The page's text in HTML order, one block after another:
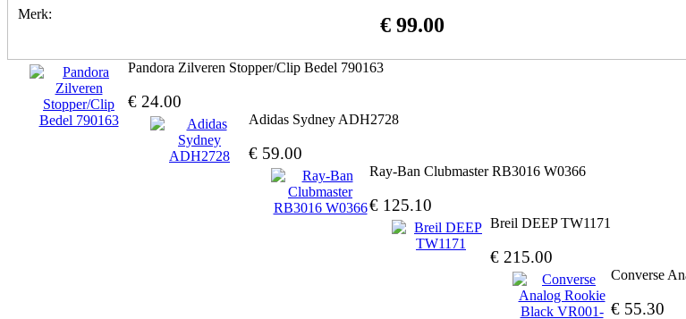
Merk:
€ 99.00
Pandora Zilveren Stopper/Clip Bedel 790163
€ 24.00
Adidas Sydney ADH2728
€ 59.00
Ray-Ban Clubmaster RB3016 W0366
€ 125.10
Breil DEEP TW1171
€ 215.00
Converse
€ 55.30